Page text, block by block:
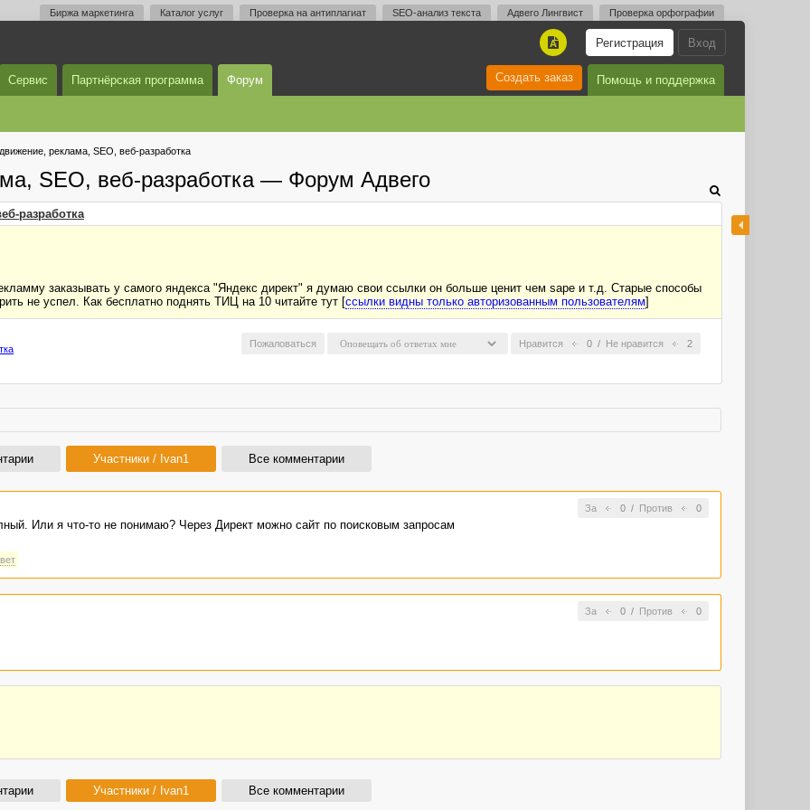
Биржа маркетинга Каталог услуг Проверка на антиплагиат SEO-анализ текста Адвего Лингвист Проверка орфографии
Вход
Регистрация
A
Сервис Партнёрская программа Форум Помощь и поддержка
Создать заказ
реклама, SEO, веб-разработка
SEO, веб-разработка — Форум Адвего
разработка
заказывать у самого яндекса "Яндекс директ" я думаю свои ссылки он больше ценит чем sape и т.д. Старые способы
не успел. Как бесплатно поднять ТИЦ на 10 читайте тут [ссылки видны только авторизованным пользователям]
Нравится 0 / Не нравится 2
Пожаловаться
Участники / Ivan1 Все комментарии
За 0/ Против 0
Или я что-то не понимаю? Через Директ можно сайт по поисковым запросам
За 0/ Против 0
Участники / Ivan1 Все комментарии